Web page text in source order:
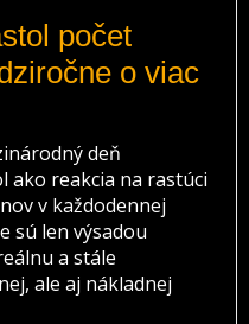
počet
o viac
deň
reakcia na rastúci
v každodennej
sú len výsadou
a stále
ale aj nákladnej